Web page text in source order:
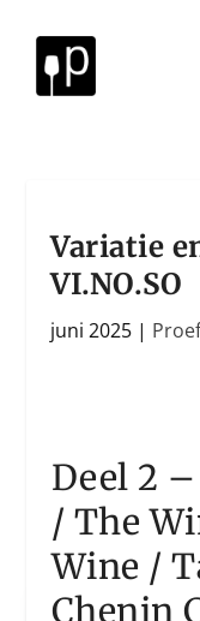
Variatie
VI.NO.SO
juni 2025 |
Deel 2
/ The
Wine /
Chenin